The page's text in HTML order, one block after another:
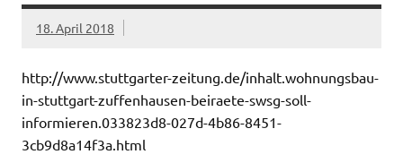
18. April 2018
http://www.stuttgarter-zeitung.de/inhalt.wohnungsbau-
in-stuttgart-zuffenhausen-beiraete-swsg-soll-
informieren.033823d8-027d-4b86-8451-
3cb9d8a14f3a.html